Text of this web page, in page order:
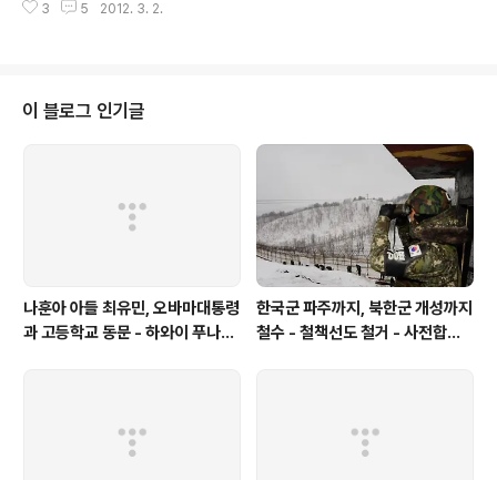
에 제출한 서류의 서명과 거의 일치하는 것으로 드러났습
불쌍한 여인입니다 - 페이스북 전문 2012/03/01 - [분류
전체보기] - 이면계약서 공증인 엘리사 서는 바로 이사람 -
현재 포트리서 부동산브로커 2010/10/12 - [노무현 친인
3 5 2012. 3. 2.
이 블로그 인기글
나훈아 아들 최유민, 오바마대통령
과 고등학교 동문 - 하와이 푸나호
한국군 파주까지, 북한군 개성까지
철수 - 철책선도 철거 - 사전합의